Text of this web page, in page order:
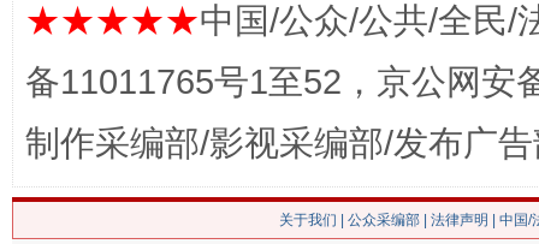
这是一记警钟！ 谢
★★★★★中国/公众/公共/全民/
备11011765号1至52，京公网安
制作采编部/影视采编部/发布广
关于我们 公众采编部 法律声明 | 中国